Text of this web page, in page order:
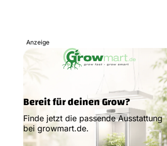
Anzeige
Bereit für deinen Grow?
Finde jetzt die passende Ausstattung
bei growmart.de.